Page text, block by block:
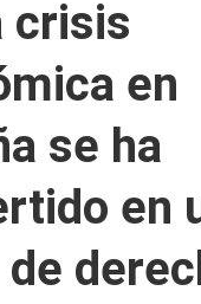
crisis
en
se ha
en